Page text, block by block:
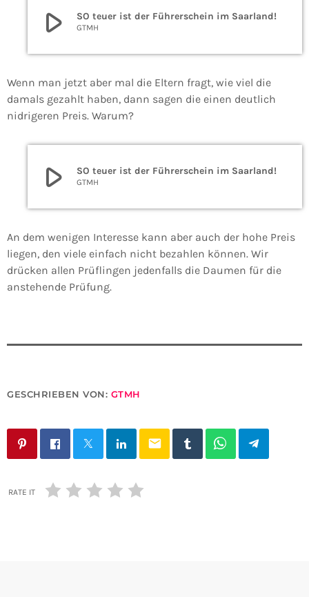
play_arrow SO teuer ist der Führerschein im Saarland!
GTMH
Wenn man jetzt aber mal die Eltern fragt, wie viel die
damals gezahlt haben, dann sagen die einen deutlich
nidrigeren Preis. Warum?
play_arrow SO teuer ist der Führerschein im Saarland!
GTMH
An dem wenigen Interesse kann aber auch der hohe Preis
liegen, den viele einfach nicht bezahlen können. Wir
drücken allen Prüflingen jedenfalls die Daumen für die
anstehende Prüfung.
GESCHRIEBEN VON: GTMH
email
RATE IT